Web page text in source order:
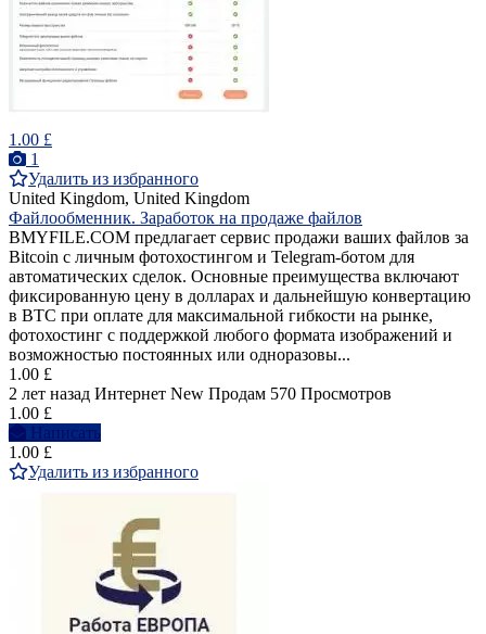
1.00 £
1
Удалить из избранного
United Kingdom, United Kingdom
Файлообменник. Заработок на продаже файлов
BMYFILE.COM предлагает сервис продажи ваших файлов за
Bitcoin с личным фотохостингом и Telegram-ботом для
автоматических сделок. Основные преимущества включают
фиксированную цену в долларах и дальнейшую конвертацию
в BTC при оплате для максимальной гибкости на рынке,
фотохостинг с поддержкой любого формата изображений и
возможностью постоянных или одноразовы...
1.00 £
2 лет назад Интернет New Продам 570 Просмотров
1.00 £
Написать
1.00 £
Удалить из избранного